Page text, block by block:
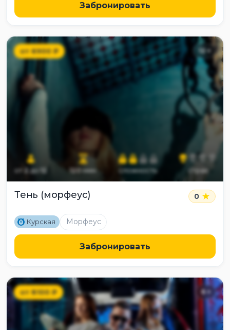
Забронировать
от6900₽ 12 +
от 2до 120мин сложность страх
Тень (морфеус) 0
M Курская Морфеус
Забронировать
от8100₽ 6+